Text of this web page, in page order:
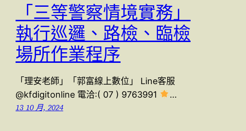
「三等警察情境實務」
執行巡邏、路檢、臨檢
場所作業程序
「理安老師」「郭富線上數位」 Line客服
@kfdigitonline 電洽:( 07 ) 9763991
…
13 10 月, 2024